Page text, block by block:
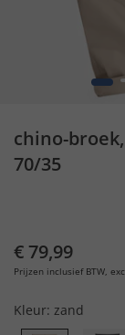
1
chino-
70/35
€ 79,99
Prijzen inclusief BTW,
Kleur: zand